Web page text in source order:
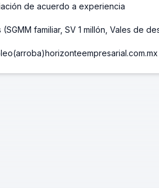
de acuerdo a experiencia
familiar, SV 1 millón, Vales de